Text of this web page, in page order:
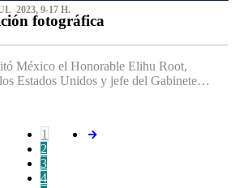
2023, 9-17 H.
fotográfica
México el Honorable Elihu Root,
Estados Unidos y jefe del Gabinete…
1
2
3
4